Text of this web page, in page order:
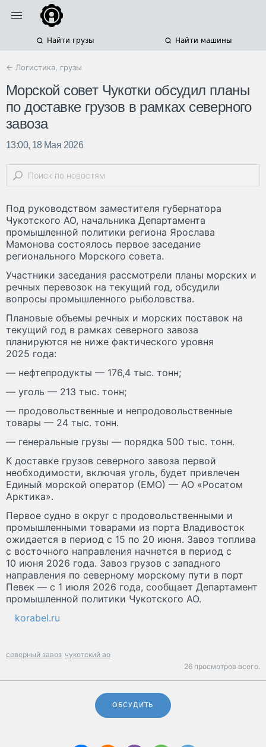
Найти грузы Найти машины
← Логистика, грузы
Морской совет Чукотки обсудил планы
по доставке грузов в рамках северного
завоза
13:00, 18 Мая 2026
Под руководством заместителя губернатора
Чукотского АО, начальника Департамента
промышленной политики региона Ярослава
Мамонова состоялось первое заседание
регионального Морского совета.
Участники заседания рассмотрели планы морских и
речных перевозок на текущий год, обсудили
вопросы промышленного рыболовства.
Плановые объемы речных и морских поставок на
текущий год в рамках северного завоза
планируются не ниже фактического уровня
2025 года:
— нефтепродукты — 176,4 тыс. тонн;
— уголь — 213 тыс. тонн;
— продовольственные и непродовольственные
товары — 24 тыс. тонн.
— генеральные грузы — порядка 500 тыс. тонн.
К доставке грузов северного завоза первой
необходимости, включая уголь, будет привлечен
Единый морской оператор (ЕМО) — АО «Росатом
Арктика».
Первое судно в округ с продовольственными и
промышленными товарами из порта Владивосток
ожидается в период с 15 по 20 июня. Завоз топлива
с восточного направления начнется в период с
10 июня 2026 года. Завоз грузов с западного
направления по северному морскому пути в порт
Певек — с 1 июля 2026 года, сообщает Департамент
промышленной политики Чукотского АО.
korabel.ru
северный завоз чукотский ао
26 просмотров всего.
ОБСУДИТЬ